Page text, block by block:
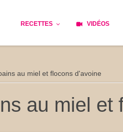
RECETTES
Le Pain
Apéritifs Cuisine
VIDÉOS
au miel et flocons d'avoine
au miel et